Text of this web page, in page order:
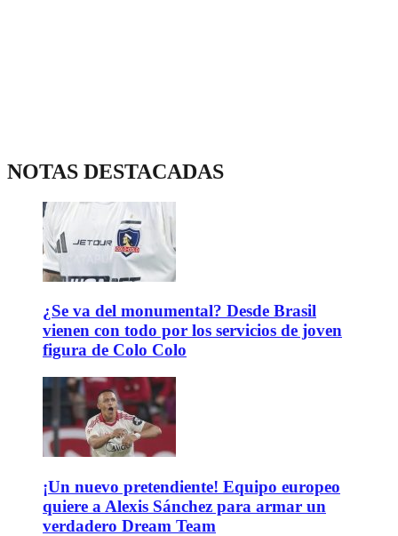
NOTAS DESTACADAS
¿Se va del monumental? Desde Brasil
vienen con todo por los servicios de joven
figura de Colo Colo
¡Un nuevo pretendiente! Equipo europeo
quiere a Alexis Sánchez para armar un
verdadero Dream Team